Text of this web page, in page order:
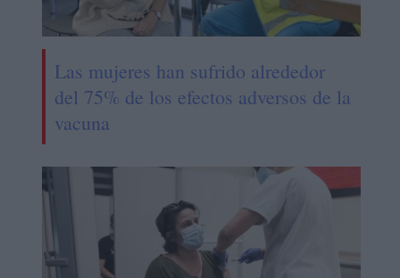
Las mujeres han sufrido alrededor
del 75% de los efectos adversos de la
vacuna